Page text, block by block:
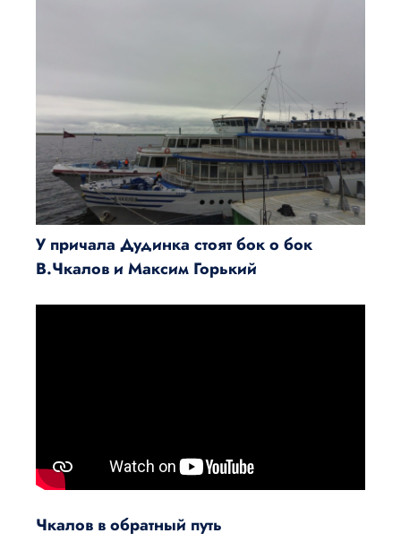
У причала Дудинка стоят бок о бок
В.Чкалов и Максим Горький
Чкалов в обратный путь